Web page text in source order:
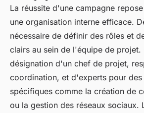
La réussite d'une campagne
une organisation interne efficace.
nécessaire de définir des rôles et
clairs au sein de l'équipe de projet.
désignation d'un chef de projet,
coordination, et d'experts pour des
spécifiques comme la création de
ou la gestion des réseaux sociaux.